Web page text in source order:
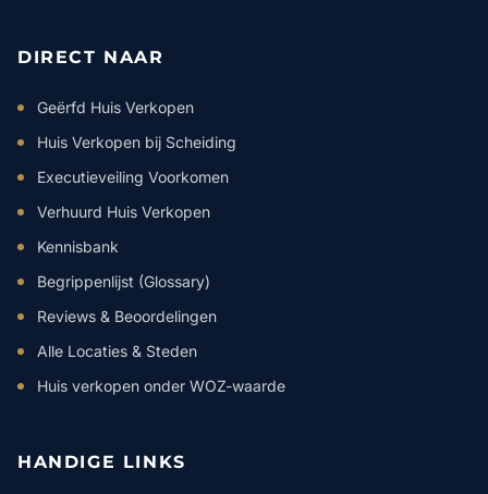
DIRECT NAAR
Geërfd Huis Verkopen
Huis Verkopen bij Scheiding
Executieveiling Voorkomen
Verhuurd Huis Verkopen
Kennisbank
Begrippenlijst (Glossary)
Reviews & Beoordelingen
Alle Locaties & Steden
Huis verkopen onder WOZ-waarde
HANDIGE LINKS